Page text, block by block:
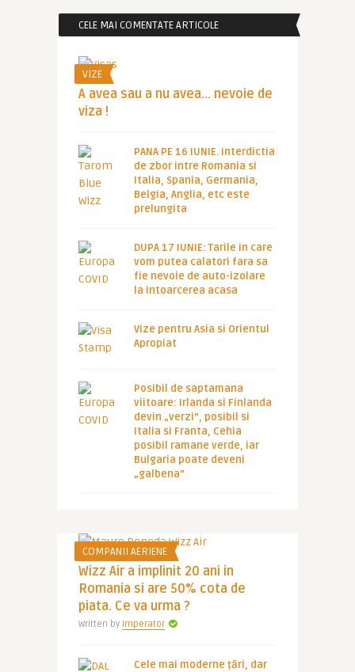
CELE MAI COMENTATE ARTICOLE
VIZE
A avea sau a nu avea… nevoie de
viza !
PANA PE 16 IUNIE. Interdictia
de zbor intre Romania si
Italia, Spania, Germania,
Belgia, Anglia, etc este
prelungita
DUPA 17 IUNIE: Tarile in care
vom putea calatori fara sa
fie nevoie de auto-izolare
la intoarcerea acasa
Vize pentru Asia si Orientul
Apropiat
Posibil de saptamana
viitoare: Irlanda si Finlanda
devin „verzi”, posibil si
Italia si Franta, Cehia
posibil ramane verde, iar
Bulgaria poate deveni
„galbena”
COMPANII AERIENE
Wizz Air a implinit 20 ani in
Romania si are 50% cota de
piata. Ce va urma ?
Written by Imperator
Cele mai moderne țări, dar